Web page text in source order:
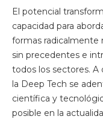
El potencial
capacidad para
formas radicalmente
sin precedentes e
todos los sectores. A
la Deep Tech se
científica y
posible en la